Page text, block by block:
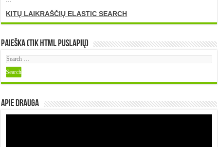
KITŲ LAIKRAŠČIŲ ELASTIC SEARCH
Paieška (tik HTML puslapių)
Apie DRAUGA